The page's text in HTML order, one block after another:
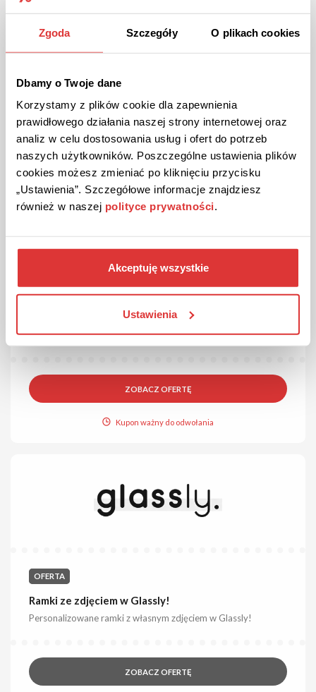
Zgoda Szczegóły O plikach cookies
Dbamy o Twoje dane
Korzystamy z plików cookie dla zapewnienia
prawidłowego działania naszej strony internetowej oraz
analiz w celu dostosowania usług i ofert do potrzeb
naszych użytkowników. Poszczególne ustawienia plików
cookies możesz zmieniać po kliknięciu przycisku
„Ustawienia”. Szczegółowe informacje znajdziesz
również w naszej polityce prywatności.
Akceptuję wszystkie
Ustawienia
Wybierz opony w Openeo!
Dobierz opony do swojego samochodu lub motoru w
Oponeo!
Kupon ważny do odwołania 217
Sprawdź ofertę najnowszych herbat, konfitur, czy zestawów
prezentowych dostępnych w sklepie.
ZOBACZ OFERTĘ
Kupon ważny do odwołania
OFERTA
Ramki ze zdjęciem w Glassly!
Personalizowane ramki z własnym zdjęciem w Glassly!
ZOBACZ OFERTĘ